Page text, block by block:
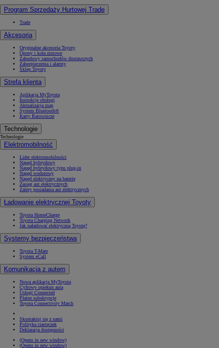
Program Sprzedaży Hurtowej Trade
Trade
Akcesoria
Oryginalne akcesoria Toyoty
Opony i koła zimowe
Zabudowy samochodów dostawczych
Zabezpieczenia i alarmy
Sklep Toyoty
Strefa klienta
Aplikacja MyToyota
Instrukcje obsługi
Aktualizacja map
System Bluetooth®
Karty Ratownicze
Technologie
Technologie
Elektromobilność
Lider elektromobilności
Napęd hybrydowy
Napęd hybrydowy typu plug-in
Napęd wodorowy
Napęd elektryczny na baterię
Zasięg aut elektrycznych
Zalety posiadania aut elektrycznych
Ładowanie elektrycznej Toyoty
Toyota HomeCharge
Toyota Charging Network
Jak naładować elektryczną Toyotę?
Systemy bezpieczeństwa
Toyota T-Mate
System eCall
Komunikacja z autem
Nowa aplikacja MyToyota
Cyfrowy opiekun auta
Usługi Connected
Płatne subskrypcje
Toyota Connectivity Match
Skontaktuj się z nami
Polityka ciasteczek
Deklaracja dostępności
(Opens in new window)
(Opens in new window)